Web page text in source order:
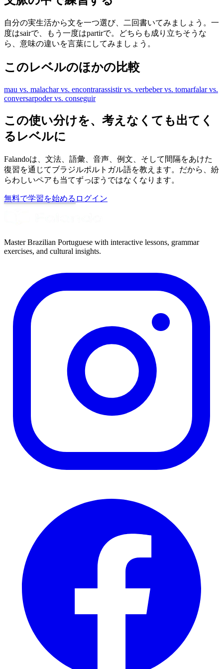
自分の実生活から文を一つ選び、二回書いてみましょう。一
度はsairで、もう一度はpartirで。どちらも成り立ちそうな
ら、意味の違いを言葉にしてみましょう。
このレベルのほかの比較
mau vs. malachar vs. encontrarassistir vs. verbeber vs. tomarfalar vs.
conversarpoder vs. conseguir
この使い分けを、考えなくても出てく
るレベルに
Falandoは、文法、語彙、音声、例文、そして間隔をあけた
復習を通じてブラジルポルトガル語を教えます。だから、紛
らわしいペアも当てずっぽうではなくなります。
無料で学習を始める ログイン
Master Brazilian Portuguese with interactive lessons, grammar
exercises, and cultural insights.